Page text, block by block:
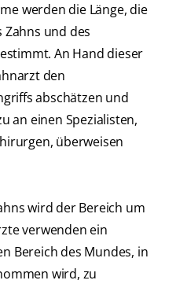
werden die Länge, die
und des
An Hand dieser
den
abschätzen und
an einen Spezialisten,
überweisen
wird der Bereich um
verwenden ein
Bereich des Mundes, in
wird, zu